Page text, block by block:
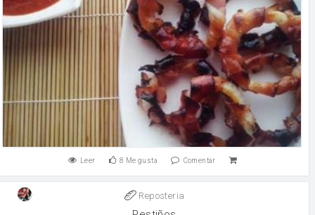
Leer 8 Me gusta Comentar
Reposteria